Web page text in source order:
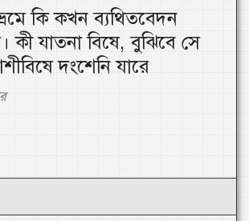
কি কখন ব্যথিতবেদন
কী যাতনা বিষে, বুঝিবে সে
দংশেনি যারে